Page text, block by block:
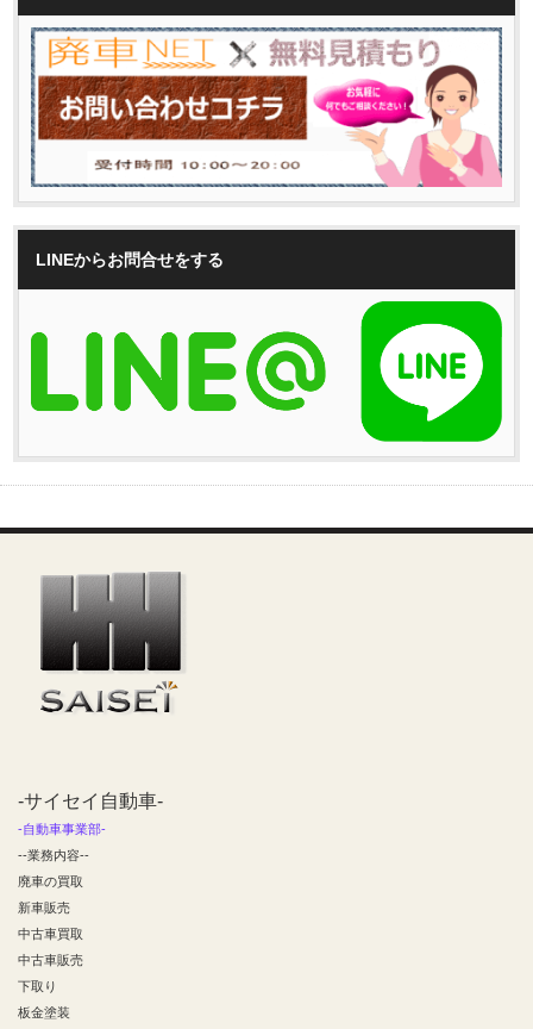
LINEからお問合せをする
-サイセイ自動車-
-自動車事業部-
--業務内容--
廃車の買取
新車販売
中古車買取
中古車販売
下取り
板金塗装